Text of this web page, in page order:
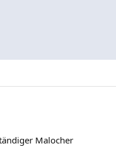
Malocher